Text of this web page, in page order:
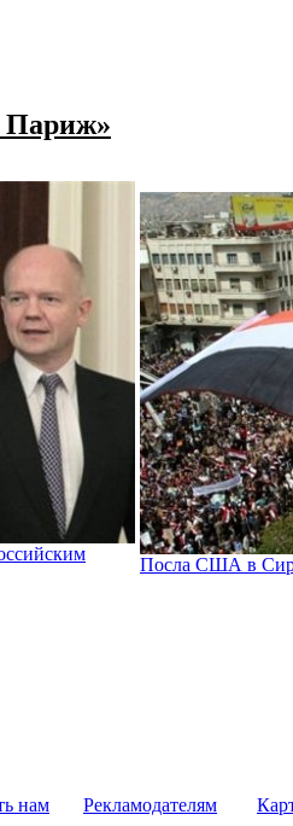
Париж»
Посла США в
нам Рекламодателям